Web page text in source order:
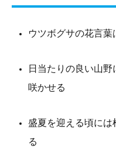
ウツボグサの花言葉
日当たりの良い山
咲かせる
盛夏を迎える頃に
る